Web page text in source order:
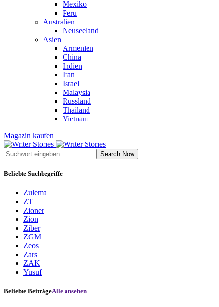
Mexiko
Peru
Australien
Neuseeland
Asien
Armenien
China
Indien
Iran
Israel
Malaysia
Russland
Thailand
Vietnam
Magazin kaufen
Search Now
Beliebte Suchbegriffe
Zulema
ZT
Zioner
Zion
Ziber
ZGM
Zeos
Zars
ZAK
Yusuf
Beliebte BeiträgeAlle ansehen